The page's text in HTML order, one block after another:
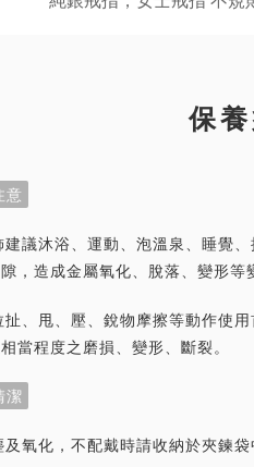
保
意
議沐浴、運動、泡溫泉、睡覺
，造成金屬氧化、脫落、變形等
、甩、壓、銳物摩擦等動作使
當程度之磨損、變形、斷裂。
潔
氧化，不配戴時請收納於夾鍊袋